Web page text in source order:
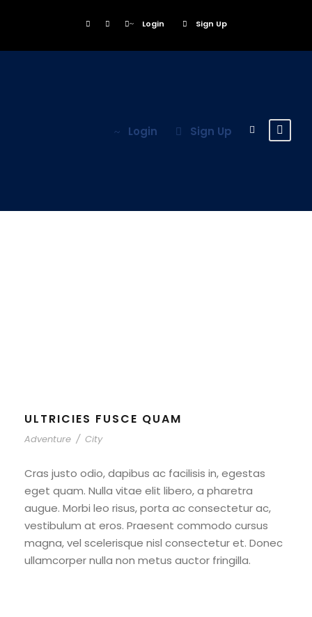
Login Sign Up
Login Sign Up
ULTRICIES FUSCE QUAM
Adventure / City
Cras justo odio, dapibus ac facilisis in, egestas
eget quam. Nulla vitae elit libero, a pharetra
augue. Morbi leo risus, porta ac consectetur ac,
vestibulum at eros. Praesent commodo cursus
magna, vel scelerisque nisl consectetur et. Donec
ullamcorper nulla non metus auctor fringilla.